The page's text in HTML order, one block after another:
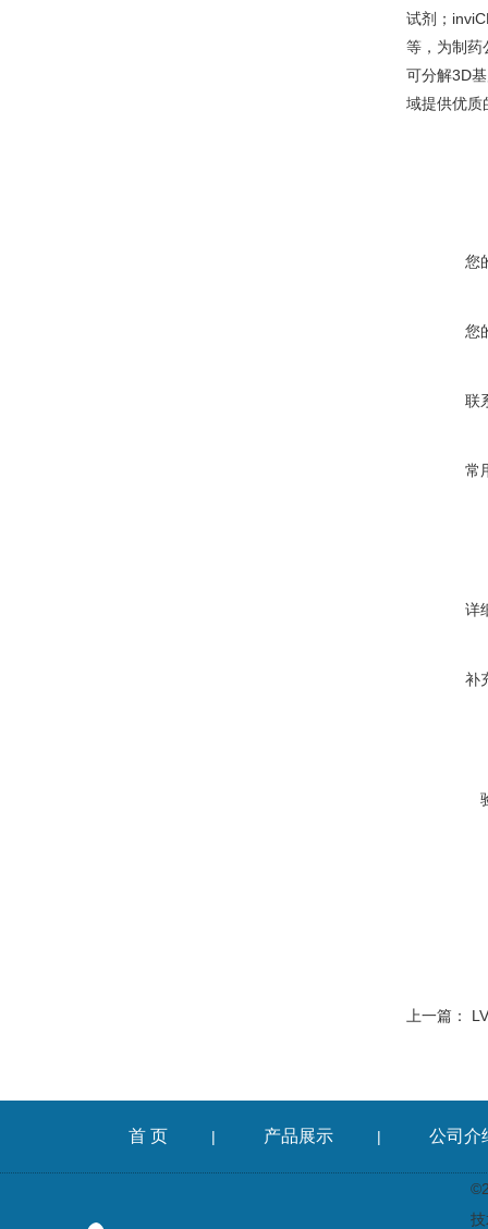
试剂；
等，为制药
可分解3D
域提供优质
您
您
联
常
详
补
上一篇：
首 页 | 产品展示 | 公司介